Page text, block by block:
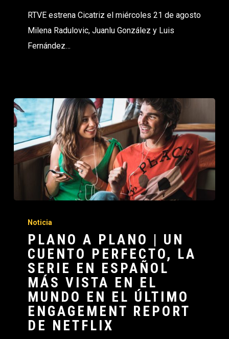
RTVE estrena Cicatriz el miércoles 21 de agosto
Milena Radulovic, Juanlu González y Luis
Fernández…
Noticia
PLANO A PLANO | UN
CUENTO PERFECTO, LA
SERIE EN ESPAÑOL
MÁS VISTA EN EL
MUNDO EN EL ÚLTIMO
ENGAGEMENT REPORT
DE NETFLIX